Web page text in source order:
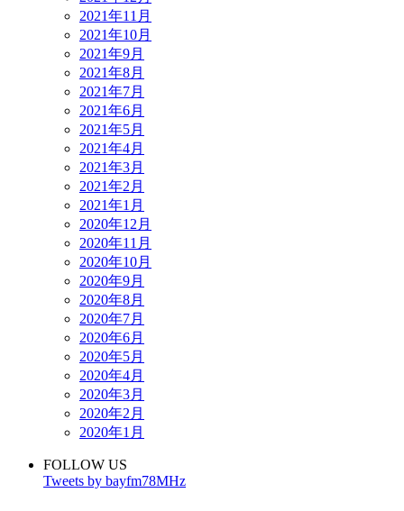
2021年11月
2021年10月
2021年9月
2021年8月
2021年7月
2021年6月
2021年5月
2021年4月
2021年3月
2021年2月
2021年1月
2020年12月
2020年11月
2020年10月
2020年9月
2020年8月
2020年7月
2020年6月
2020年5月
2020年4月
2020年3月
2020年2月
2020年1月
FOLLOW US
Tweets by bayfm78MHz